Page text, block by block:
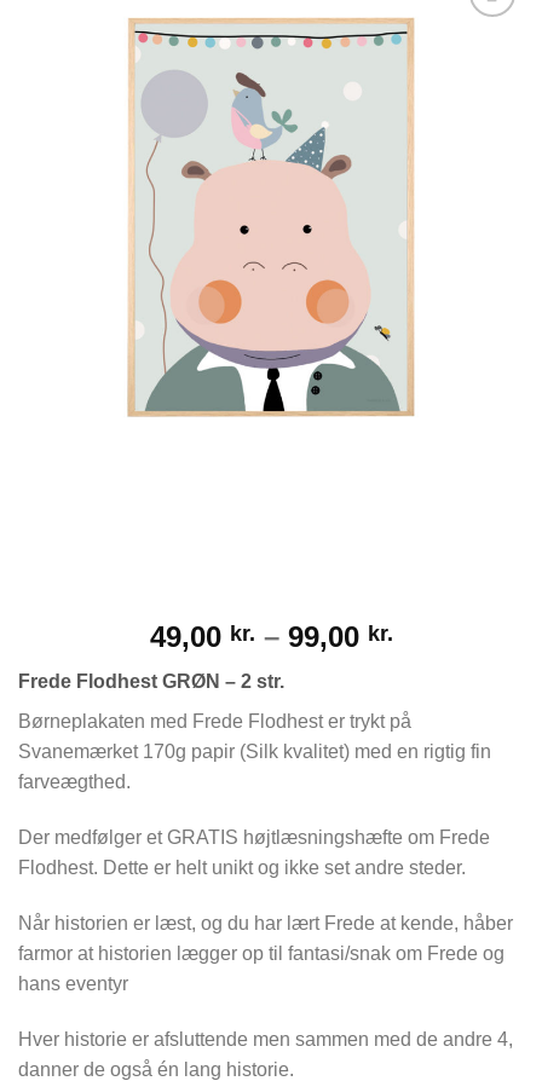
49,00 kr. – 99,00 kr.
99,00 kr.
Frede Flodhest GRØN – 2 str.
Børneplakaten med Frede Flodhest er trykt på
Svanemærket 170g papir (Silk kvalitet) med en rigtig fin
farveægthed.
Der medfølger et GRATIS højtlæsningshæfte om Frede
Flodhest. Dette er helt unikt og ikke set andre steder.
Når historien er læst, og du har lært Frede at kende, håber
farmor at historien lægger op til fantasi/snak om Frede og
hans eventyr
Hver historie er afsluttende men sammen med de andre 4,
danner de også én lang historie.